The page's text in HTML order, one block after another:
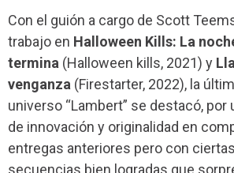
Con el guión a cargo de Scott
trabajo en Halloween Kills: La
termina (Halloween kills, 2021) y
venganza (Firestarter, 2022), la
universo “Lambert” se destacó, por
de innovación y originalidad en
entregas anteriores pero con